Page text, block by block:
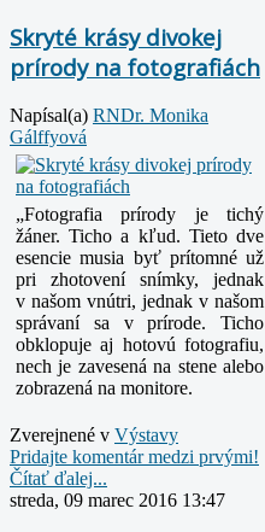
Skryté krásy divokej
prírody na fotografiách
Napísal(a) RNDr. Monika
Gálffyová
„Fotografia prírody je tichý
žáner. Ticho a kľud. Tieto dve
esencie musia byť prítomné už
pri zhotovení snímky, jednak
v našom vnútri, jednak v našom
správaní sa v prírode. Ticho
obklopuje aj hotovú fotografiu,
nech je zavesená na stene alebo
zobrazená na monitore.
Zverejnené v Výstavy
Pridajte komentár medzi prvými!
Čítať ďalej...
streda, 09 marec 2016 13:47